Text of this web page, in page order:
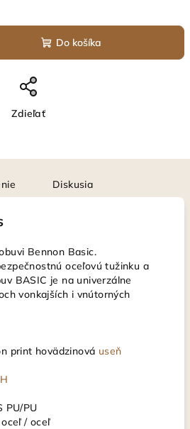
Do košíka
Zdieľať
Diskusia
Bennon Basic.
oceľovú tužinku a
BASIC je na univerzálne
vonkajších i vnútorných
print hovädzinová useň
PU/PU
/ oceľ